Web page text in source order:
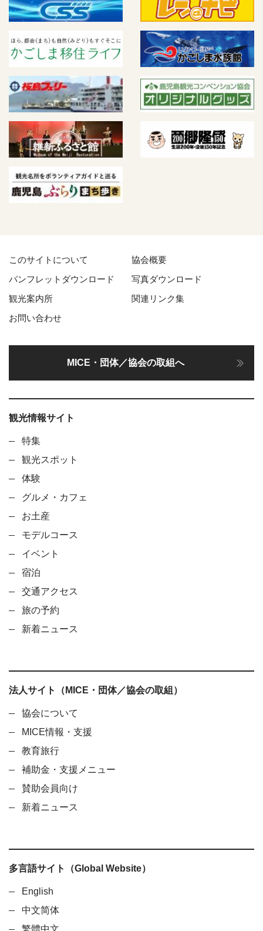
このサイトについて
協会概要
パンフレットダウンロード
写真ダウンロード
観光案内所
関連リンク集
お問い合わせ
MICE・団体／協会の取組へ
観光情報サイト
特集
観光スポット
体験
グルメ・カフェ
お土産
モデルコース
イベント
宿泊
交通アクセス
旅の予約
新着ニュース
法人サイト（MICE・団体／協会の取組）
協会について
MICE情報・支援
教育旅行
補助金・支援メニュー
賛助会員向け
新着ニュース
多言語サイト（Global Website）
English
中文简体
繁體中文